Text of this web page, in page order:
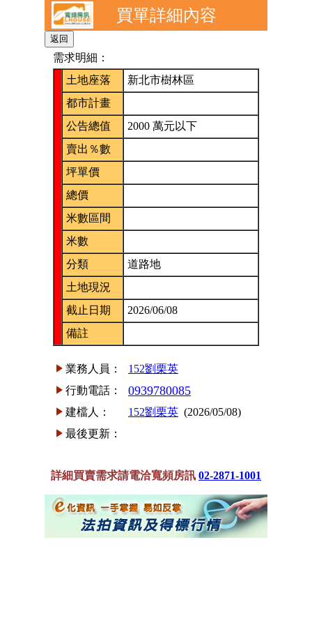
買單詳細內容
需求明細：
土地座落
新北市樹林區
都市計畫
公告總值
2000 萬元以下
賣出％數
坪單價
總價
米數區間
米數
分類
道路地
土地現況
截止日期
2026/06/08
備註
業務人員：
152劉栗英
行動電話：
0939780085
建檔人： 152劉栗英 (2026/05/08)
最後更新：
詳細買賣需求請電洽寬頻房訊 02-2871-1001